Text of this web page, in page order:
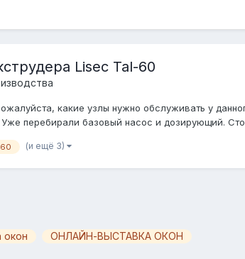
Lisec Tal-60
какие узлы нужно обслуживать у
перебирали базовый насос и дозирующий.
(и ещё 3)
окон ОНЛАЙН-ВЫСТАВКА ОКОН